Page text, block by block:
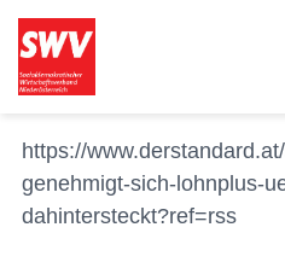
https://
genehmigt-sich-lohnplus-
dahintersteckt?ref=rss